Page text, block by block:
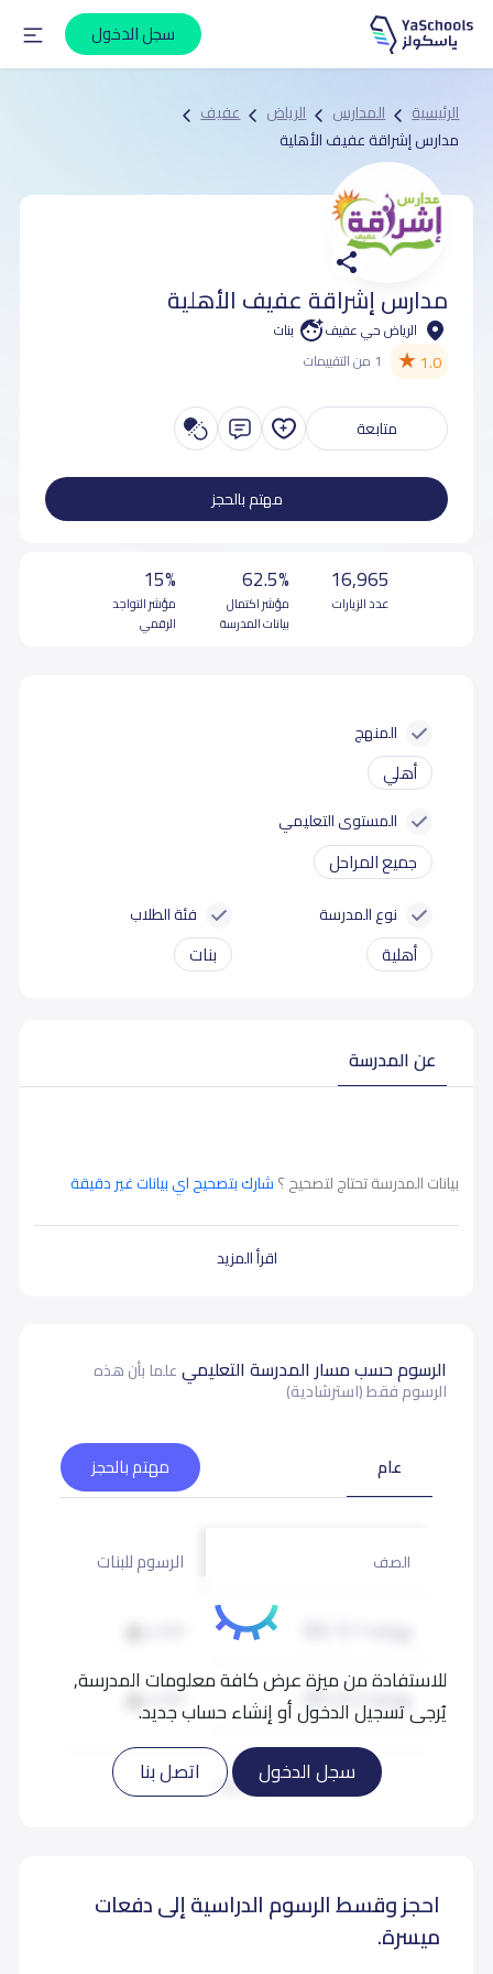
سجل الدخول
الرئيسية المدارس الرياض
عفيف
مدارس إشراقة عفيف الأهلية
مدارس إشراقة عفيف الأهلية
الرياض حي عفيف بنات
1.0
★ 1 من التقييمات
متابعة
مهتم بالحجز
16,965
عدد الزيارات
62.5%
مؤشر اكتمال
بيانات المدرسة
15%
مؤشر التواجد
الرقمي
المنهج
أهلي
المستوى التعليمي
جميع المراحل
نوع المدرسة
أهلية
فئة الطلاب
بنات
عن المدرسة
اقرأ المزيد
بيانات المدرسة تحتاج لتصحيح ؟شارك بتصحيح اي بيانات غير دقيقة
الرسوم حسب مسار المدرسة التعليميعلما بأن هذه
الرسوم فقط (استرشادية)
للاستفادة من ميزة عرض كافة معلومات المدرسة,
يُرجى تسجيل الدخول أو إنشاء حساب جديد.
سجل الدخول
اتصل بنا
عام مهتم بالحجز
اقرأ المزيد
الصف الرسوم للبنات
روضة 2 (KG 2) 4,200
تمهيدي (KG 3) 4,200
ثاني إبتدائي (Grade 2) 5,500
احجز وقسط الرسوم الدراسية إلى دفعات
ميسرة.